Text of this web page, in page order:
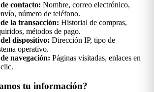
contacto: Nombre, correo electrónico,
número de teléfono.
la transacción: Historial de compras,
métodos de pago.
dispositivo: Dirección IP, tipo de
operativo.
navegación: Páginas visitadas, enlaces en
tu información?